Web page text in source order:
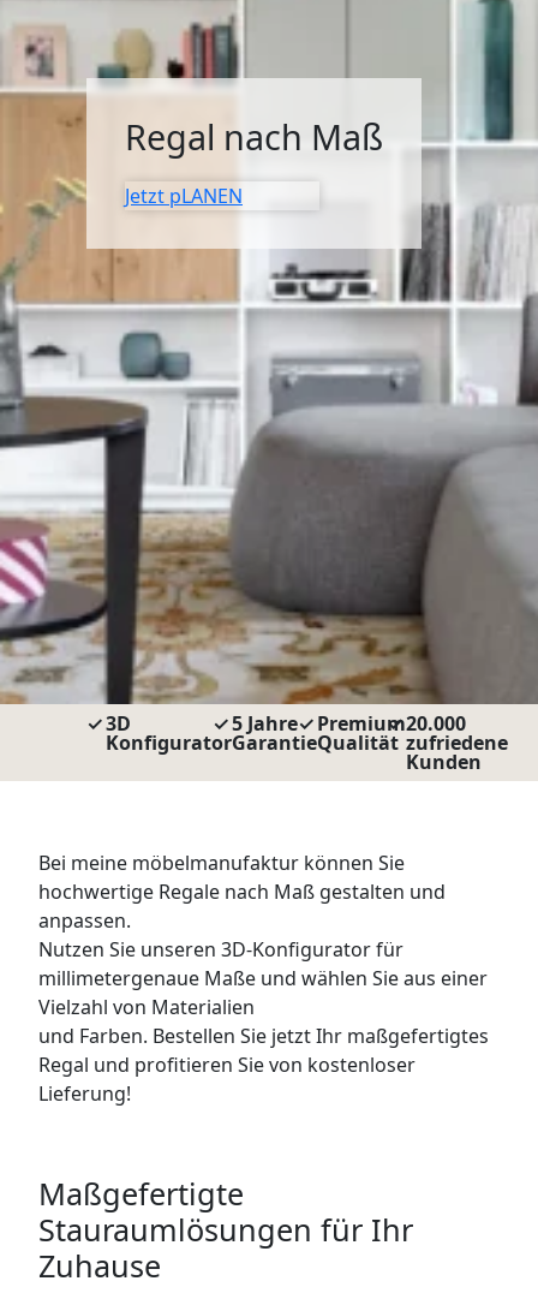
Regal nach Maß
Jetzt pLANEN
3D
Konfigurator
5 Jahre
Garantie
Premium
Qualität
20.000
zufriedene
Kunden
Bei meine möbelmanufaktur können Sie
hochwertige Regale nach Maß gestalten und
anpassen.
Nutzen Sie unseren 3D-Konfigurator für
millimetergenaue Maße und wählen Sie aus einer
Vielzahl von Materialien
und Farben. Bestellen Sie jetzt Ihr maßgefertigtes
Regal und profitieren Sie von kostenloser
Lieferung!
Maßgefertigte
Stauraumlösungen für Ihr
Zuhause
KOMMODEN
LOWBOARDS
TV-MÖBEL
FLURMÖBEL
VITRINEN
ECKLÖSUNGEN
APOTHEKERSCHRANK
WANDBOARDS
EINZELTEILE
ALLE ANZEIGEN